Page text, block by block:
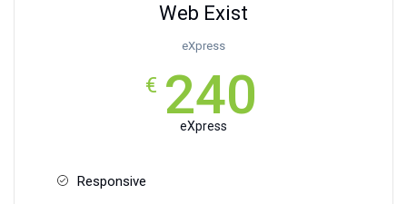
Web Exist
eXpress
€ 240
eXpress
Responsive